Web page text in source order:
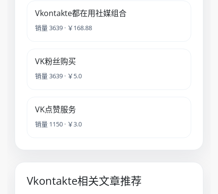
Vkontakte都在用社媒组合
销量 3639 · ￥168.88
VK粉丝购买
销量 3639 · ￥5.0
VK点赞服务
销量 1150 · ￥3.0
Vkontakte相关文章推荐